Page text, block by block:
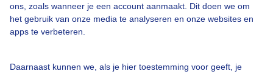
ons, zoals wanneer je een account aanmaakt. Dit doen we om
het gebruik van onze media te analyseren en onze websites en
apps te verbeteren.
Daarnaast kunnen we, als je hier toestemming voor geeft, je
Een moment geduld aub...